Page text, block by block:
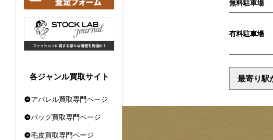
各ジャンル買取サイト
アパレル買取専門ページ
バッグ買取専門ページ
毛皮買取専門ページ
無料駐車場
有料駐車場
最寄り駅